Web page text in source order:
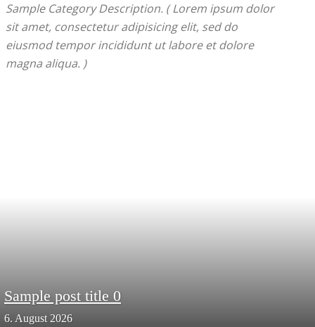
Sample Category Description. ( Lorem ipsum dolor
sit amet, consectetur adipisicing elit, sed do
eiusmod tempor incididunt ut labore et dolore
magna aliqua. )
Sample post title 0
6. August 2026